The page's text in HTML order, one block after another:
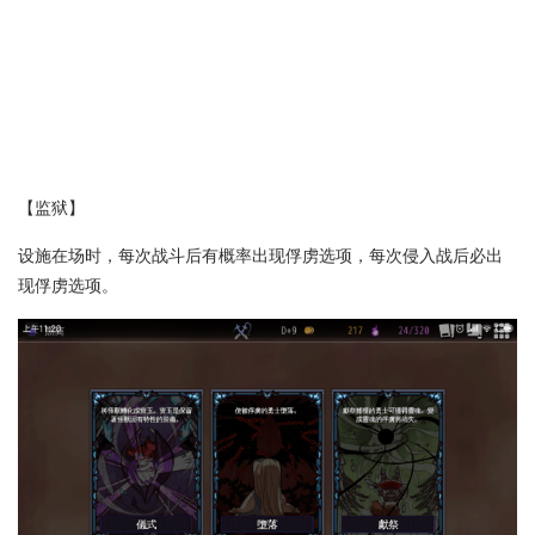
【监狱】
设施在场时，每次战斗后有概率出现俘虏选项，每次侵入战后必出
现俘虏选项。